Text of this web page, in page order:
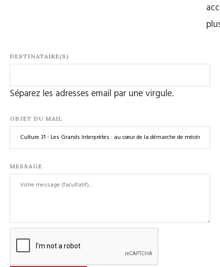
DESTINATAIRE(S)
Séparez les adresses email par une virgule.
OBJET DU MAIL
MESSAGE